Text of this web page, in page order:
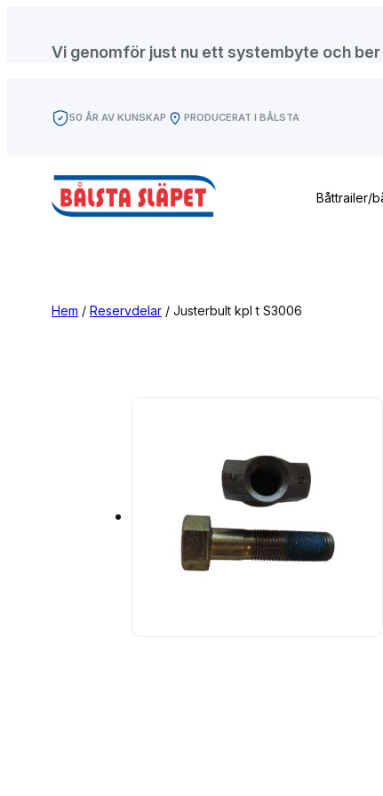
innehåll
Vi genomför just nu ett systembyte och
50 ÅR AV KUNSKAP PRODUCERAT I BÅLSTA
Båttrailer/
Hem / Reservdelar / Justerbult kpl t S3006